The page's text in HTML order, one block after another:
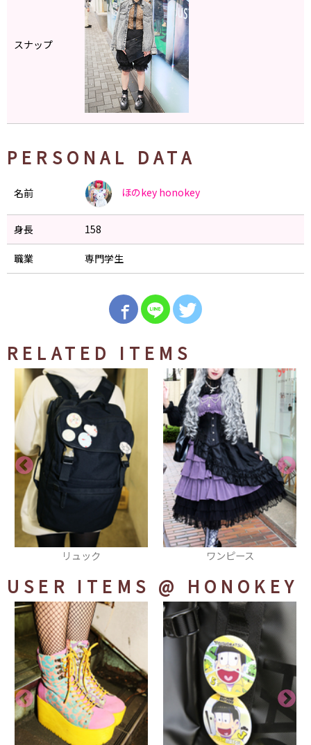
スナップ
PERSONAL DATA
名前 ほのkey honokey
身長 158
職業 専門学生
RELATED ITEMS
ワンピース シューズ
USER ITEMS @ HONOKEY